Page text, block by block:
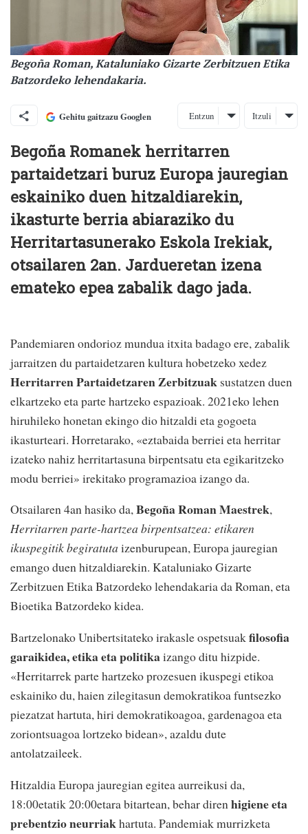
Begoña Roman, Kataluniako Gizarte Zerbitzuen Etika
Batzordeko lehendakaria.
Gehitu gaitzazu Googlen Entzun Itzuli
Begoña Romanek herritarren
partaidetzari buruz Europa jauregian
eskainiko duen hitzaldiarekin,
ikasturte berria abiaraziko du
Herritartasunerako Eskola Irekiak,
otsailaren 2an. Jardueretan izena
emateko epea zabalik dago jada.
Pandemiaren ondorioz mundua itxita badago ere, zabalik
jarraitzen du partaidetzaren kultura hobetzeko xedez
Herritarren Partaidetzaren Zerbitzuak sustatzen duen
elkartzeko eta parte hartzeko espazioak. 2021eko lehen
hiruhileko honetan ekingo dio hitzaldi eta gogoeta
ikasturteari. Horretarako, «eztabaida berriei eta herritar
izateko nahiz herritartasuna birpentsatu eta egikaritzeko
modu berriei» irekitako programazioa izango da.
Otsailaren 4an hasiko da,Begoña Roman Maestrek,
Herritarren parte-hartzea birpentsatzea: etikaren
ikuspegitik begiratuta izenburupean, Europa jauregian
emango duen hitzaldiarekin. Kataluniako Gizarte
Zerbitzuen Etika Batzordeko lehendakaria da Roman, eta
Bioetika Batzordeko kidea.
Bartzelonako Unibertsitateko irakasle ospetsuakfilosofia
garaikidea, etika eta politikaizango ditu hizpide.
«Herritarrek parte hartzeko prozesuen ikuspegi etikoa
eskainiko du, haien zilegitasun demokratikoa funtsezko
piezatzat hartuta, hiri demokratikoagoa, gardenagoa eta
zoriontsuagoa lortzeko bidean», azaldu dute
antolatzaileek.
Hitzaldia Europa jauregian egitea aurreikusi da,
18:00etatik 20:00etara bitartean, behar diren higiene eta
prebentzio neurriakhartuta. Pandemiak murrizketa